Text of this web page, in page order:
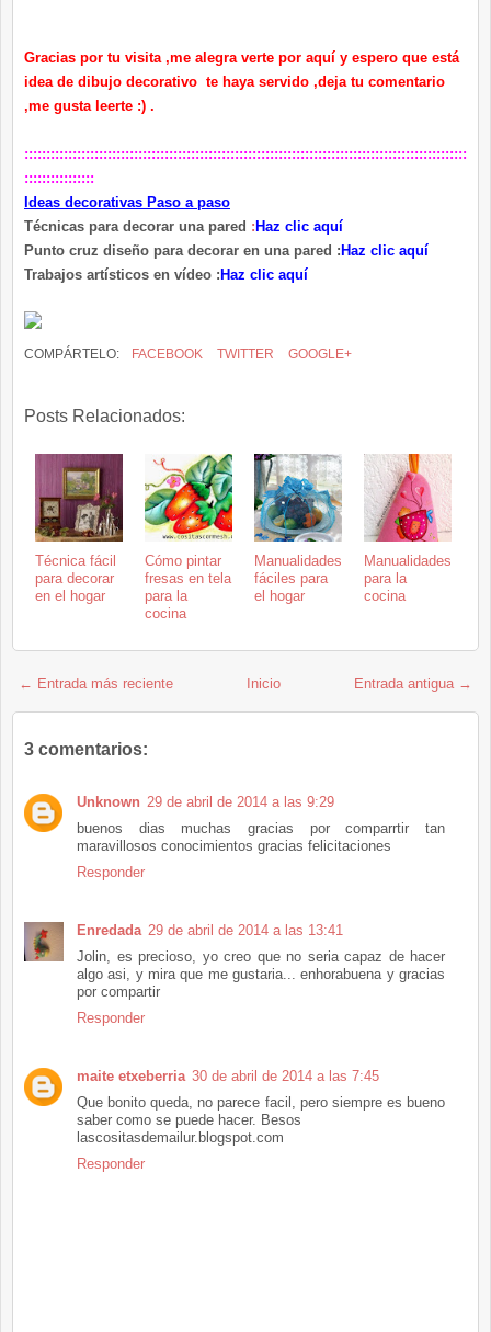
Gracias por tu visita ,me alegra verte por aquí y espero que está
idea de dibujo decorativo te haya servido ,deja tu comentario
,me gusta leerte :) .
:::::::::::::::::::::::::::::::::::::::::::::::::::::::::::::::::::::::::::::::::::::::::::::::::::::
::::::::::::::::
Ideas decorativas Paso a paso
Técnicas para decorar una pared :Haz clic aquí
Punto cruz diseño para decorar en una pared :Haz clic aquí
Trabajos artísticos en vídeo :Haz clic aquí
COMPÁRTELO: FACEBOOK TWITTER GOOGLE+
Posts Relacionados:
Técnica fácil
para decorar
en el hogar
Cómo pintar
fresas en tela
para la
cocina
Manualidades
fáciles para
el hogar
Manualidades
para la
cocina
← Entrada más reciente Entrada antigua →
Inicio
3 comentarios:
Unknown 29 de abril de 2014 a las 9:29
buenos dias muchas gracias por comparrtir tan
maravillosos conocimientos gracias felicitaciones
Responder
Enredada 29 de abril de 2014 a las 13:41
Jolin, es precioso, yo creo que no seria capaz de hacer
algo asi, y mira que me gustaria... enhorabuena y gracias
por compartir
Responder
maite etxeberria 30 de abril de 2014 a las 7:45
Que bonito queda, no parece facil, pero siempre es bueno
saber como se puede hacer. Besos
lascositasdemailur.blogspot.com
Responder